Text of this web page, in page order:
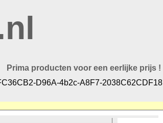
Prima producten voor een eerlijke prijs !
D96A-4b2c-A8F7-2038C62CDF18